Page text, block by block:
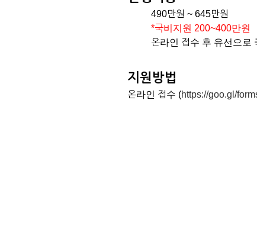
490만원 ~ 645만원
*국비지원 200~400만원
온라인 접수 후 유선으로
지원방법
온라인 접수 (https://goo.gl/